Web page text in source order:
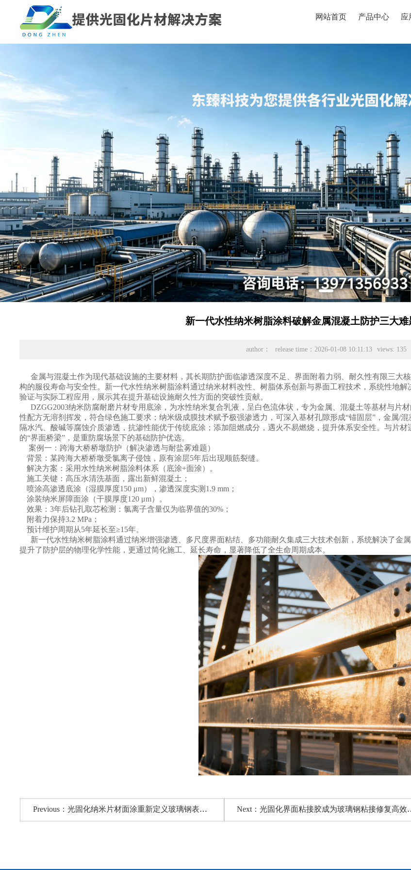
网站首页 产品中心 应
新一代水性纳米树脂涂料破解金属混凝土防护三大
author： release time：2026-01-08 10:11:13 views: 135
金属与混凝土作为现代基础设施的主要材料，其长期防护面临渗透深度不足、界面附着力弱、耐久性有限三大
构的服役寿命与安全性。新一代水性纳米树脂涂料通过纳米材料改性、树脂体系创新与界面工程技术，系统性地
验证与实际工程应用，展示其在提升基础设施耐久性方面的突破性贡献。
DZGG2003纳米防腐耐磨片材专用底涂，为水性纳米复合乳液，呈白色流体状，专为金属、混凝土等基材与片
性配方无溶剂挥发，符合绿色施工要求；纳米级成膜技术赋予极强渗透力，可深入基材孔隙形成“锚固层”，金属/
隔水汽、酸碱等腐蚀介质渗透，抗渗性能优于传统底涂；添加阻燃成分，遇火不易燃烧，提升体系安全性。与片
的“界面桥梁”，是重防腐场景下的基础防护优选。
案例一：跨海大桥桥墩防护（解决渗透与耐盐雾难题）
背景：某跨海大桥桥墩受氯离子侵蚀，原有涂层5年后出现顺筋裂缝。
解决方案：采用水性纳米树脂涂料体系（底涂+面涂）。
施工关键：高压水清洗基面，露出新鲜混凝土；
喷涂高渗透底涂（湿膜厚度150 μm），渗透深度实测1.9 mm；
涂装纳米屏障面涂（干膜厚度120 μm）。
效果： 3年后钻孔取芯检测：氯离子含量仅为临界值的30%；
附着力保持3.2 MPa；
预计维护周期从5年延长至≥15年。
新一代水性纳米树脂涂料通过纳米增强渗透、多尺度界面粘结、多功能耐久集成三大技术创新，系统解决了金
提升了防护层的物理化学性能，更通过简化施工、延长寿命，显著降低了全生命周期成本。
Previous：光固化纳米片材面涂重新定义玻璃钢表面工程 Next：光固化界